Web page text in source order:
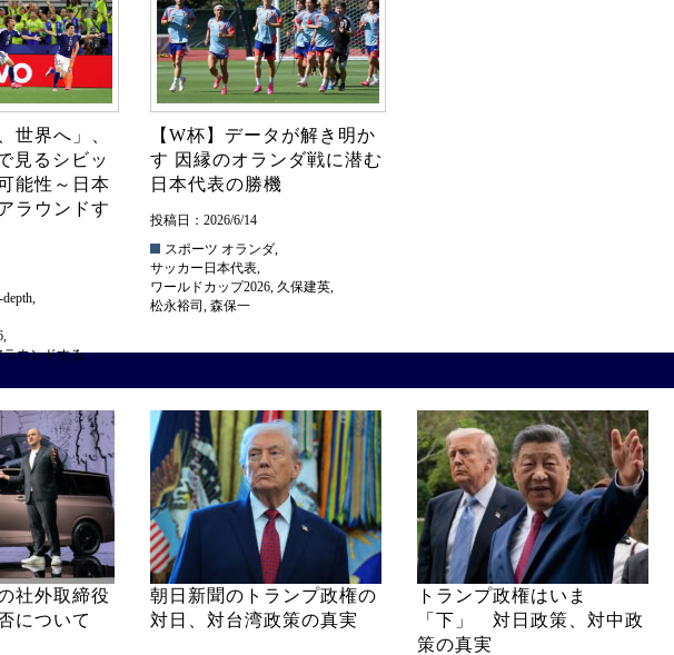
世界へ」、
見るシビッ
能性～日本
ラウンドす
depth,
,
ウンドする,
【W杯】データが解き明か
す 因縁のオランダ戦に潜む
日本代表の勝機
投稿日：2026/6/14
スポーツ オランダ,
サッカー日本代表,
ワールドカップ2026, 久保建英,
松永裕司 , 森保一
社外取締役
について
朝日新聞のトランプ政権の
対日、対台湾政策の真実
トランプ政権はいま
「下」 対日政策、対中政
策の真実